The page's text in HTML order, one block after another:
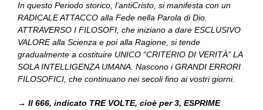
In questo Periodo storico, l’antiCristo, si manifesta con un
RADICALE ATTACCO alla Fede nella Parola di Dio.
ATTRAVERSO I FILOSOFI, che iniziano a dare ESCLUSIVO
VALORE alla Scienza e poi alla Ragione, si tende
gradualmente a costituire UNICO “CRITERIO DI VERITÀ” LA
SOLA INTELLIGENZA UMANA. Nascono i GRANDI ERRORI
FILOSOFICI, che continuano nei secoli fino ai vostri giorni.
→ Il 666, indicato TRE VOLTE, cioè per 3, ESPRIME